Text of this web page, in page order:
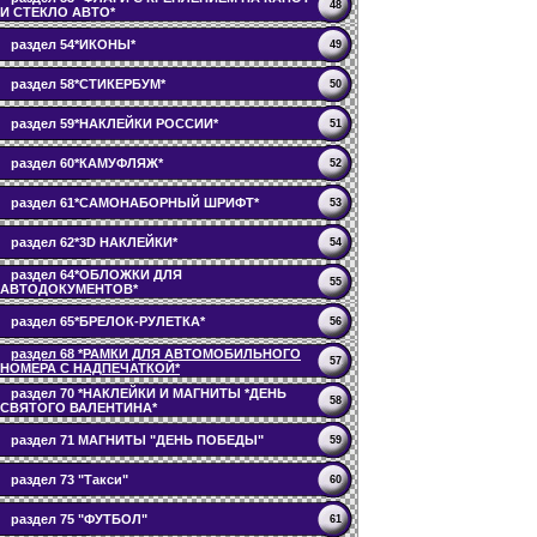
И СТЕКЛО АВТО*
48
раздел 54*ИКОНЫ* 49
раздел 58*СТИКЕРБУМ* 50
раздел 59*НАКЛЕЙКИ РОССИИ* 51
раздел 60*КАМУФЛЯЖ* 52
раздел 61*САМОНАБОРНЫЙ ШРИФТ* 53
раздел 62*3D НАКЛЕЙКИ* 54
раздел 64*ОБЛОЖКИ ДЛЯ
АВТОДОКУМЕНТОВ*
55
раздел 65*БРЕЛОК-РУЛЕТКА* 56
раздел 68 *РАМКИ ДЛЯ АВТОМОБИЛЬНОГО
НОМЕРА С НАДПЕЧАТКОЙ*
57
раздел 70 *НАКЛЕЙКИ И МАГНИТЫ *ДЕНЬ
СВЯТОГО ВАЛЕНТИНА*
58
раздел 71 МАГНИТЫ "ДЕНЬ ПОБЕДЫ" 59
раздел 73 "Такси" 60
раздел 75 "ФУТБОЛ" 61